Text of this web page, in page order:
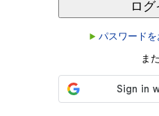
ログ
パスワードを
ま